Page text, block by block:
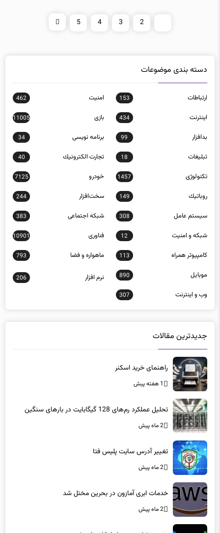
2
3
4
5
دسته بندی موضوعات
ارتباطات 153 امنيت 462
اينترنت 434 بازی 11005
بدافزار 99 برنامه نويسی 34
تبلیغات 18 تجارت الكترونيك 40
تکنولوژی 1457 خودرو 7125
روباتيك 149 سخت‌افزار 244
سيستم عامل 308 شبكه اجتماعی 383
شبكه و امنيت 12 فناوری 10901
كامپيوتر همراه 113 ماهواره و فضا 793
موبايل 890 نرم افزار 206
وب و اينترنت 307
جدیدترین مقالات
راهنمای خرید اسکنر
1 هفته پیش
تحلیل عملکرد رم‌های 128 گیگابایت در بارهای سنگین
2 ماه پیش
تغییر آدرس سایت پلیس فتا
2 ماه پیش
خدمات ابری آمازون در بحرین مختل شد
2 ماه پیش